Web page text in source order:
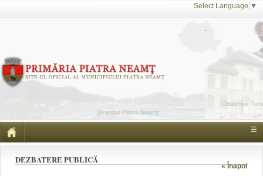
Select Language ▼
☰
« Înapoi
DEZBATERE PUBLICĂ